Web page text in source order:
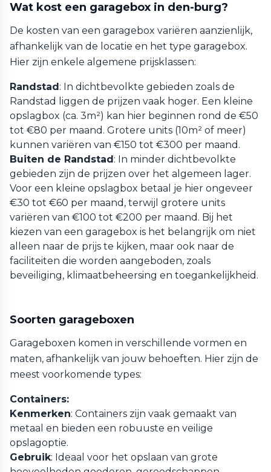
Wat kost een garagebox in den-burg?
De kosten van een garagebox variëren aanzienlijk,
afhankelijk van de locatie en het type garagebox.
Hier zijn enkele algemene prijsklassen:
Randstad: In dichtbevolkte gebieden zoals de
Randstad liggen de prijzen vaak hoger. Een kleine
opslagbox (ca. 3m²) kan hier beginnen rond de €50
tot €80 per maand. Grotere units (10m² of meer)
kunnen variëren van €150 tot €300 per maand.
Buiten de Randstad: In minder dichtbevolkte
gebieden zijn de prijzen over het algemeen lager.
Voor een kleine opslagbox betaal je hier ongeveer
€30 tot €60 per maand, terwijl grotere units
variëren van €100 tot €200 per maand. Bij het
kiezen van een garagebox is het belangrijk om niet
alleen naar de prijs te kijken, maar ook naar de
faciliteiten die worden aangeboden, zoals
beveiliging, klimaatbeheersing en toegankelijkheid.
Soorten garageboxen
Garageboxen komen in verschillende vormen en
maten, afhankelijk van jouw behoeften. Hier zijn de
meest voorkomende types:
Containers:
Kenmerken: Containers zijn vaak gemaakt van
metaal en bieden een robuuste en veilige
opslagoptie.
Gebruik: Ideaal voor het opslaan van grote